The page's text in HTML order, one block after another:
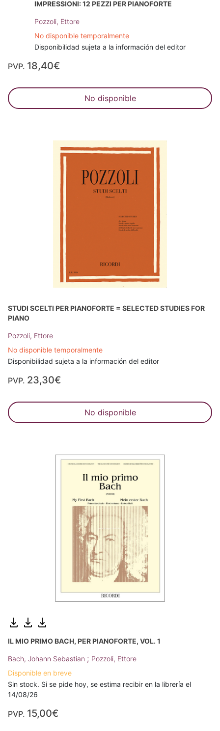
IMPRESSIONI: 12 PEZZI PER PIANOFORTE
Pozzoli, Ettore
No disponible temporalmente
Disponibilidad sujeta a la información del editor
PVP. 18,40€
No disponible
STUDI SCELTI PER PIANOFORTE = SELECTED STUDIES FOR
PIANO
Pozzoli, Ettore
No disponible temporalmente
Disponibilidad sujeta a la información del editor
PVP. 23,30€
No disponible
IL MIO PRIMO BACH, PER PIANOFORTE, VOL. 1
Bach, Johann Sebastian ; Pozzoli, Ettore
Disponible en breve
Sin stock. Si se pide hoy, se estima recibir en la librería el
14/08/26
PVP. 15,00€